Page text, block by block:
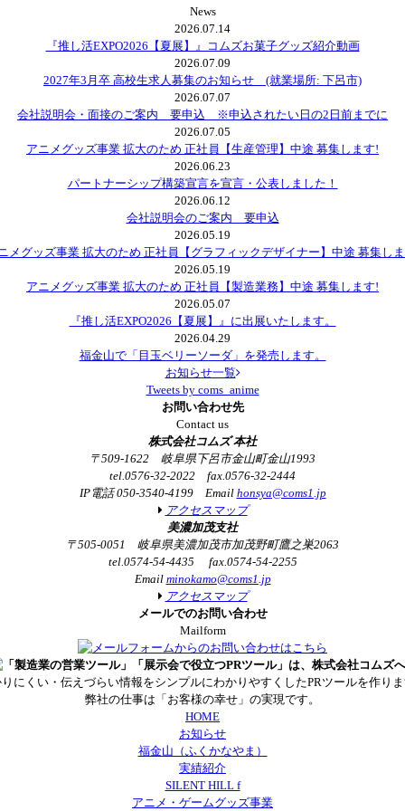
News
2026.07.14
『推し活EXPO2026【夏展】』コムズお菓子グッズ紹介動画
2026.07.09
2027年3月卒 高校生求人募集のお知らせ (就業場所: 下呂市)
2026.07.07
会社説明会・面接のご案内 要申込 ※申込されたい日の2日前までに
2026.07.05
アニメグッズ事業 拡大のため 正社員【生産管理】中途 募集します!
2026.06.23
パートナーシップ構築宣言を宣言・公表しました！
2026.06.12
会社説明会のご案内 要申込
2026.05.19
メグッズ事業 拡大のため 正社員【グラフィックデザイナー】中途 募集し
2026.05.19
アニメグッズ事業 拡大のため 正社員【製造業務】中途 募集します!
2026.05.07
『推し活EXPO2026【夏展】』に出展いたします。
2026.04.29
福金山で「目玉ベリーソーダ」を発売します。
お知らせ一覧
Tweets by coms_anime
お問い合わせ先
Contact us
株式会社コムズ 本社
〒509-1622 岐阜県下呂市金山町金山1993
tel.0576-32-2022 fax.0576-32-2444
IP電話 050-3540-4199 Email honsya@coms1.jp
アクセスマップ
美濃加茂支社
〒505-0051 岐阜県美濃加茂市加茂野町鷹之巣2063
tel.0574-54-4435 fax.0574-54-2255
Email minokamo@coms1.jp
アクセスマップ
メールでのお問い合わせ
Mailform
にくい・伝えづらい情報をシンプルにわかりやすくしたPRツールを作り
弊社の仕事は「お客様の幸せ」の実現です。
HOME
お知らせ
福金山（ふくかなやま）
実績紹介
SILENT HILL f
アニメ・ゲームグッズ事業